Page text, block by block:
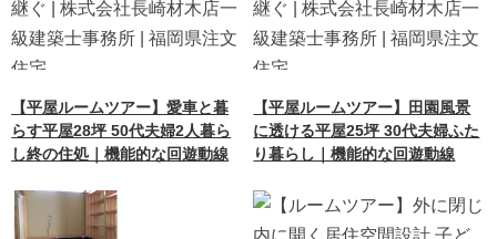
【平屋ルームツアー】愛車と暮
らす平屋28坪 50代夫婦2人暮ら
し終の住処｜機能的な回遊動線
【平屋ルームツアー】田園風景
に透ける平屋25坪 30代夫婦ふた
り暮らし｜機能的な回遊動線